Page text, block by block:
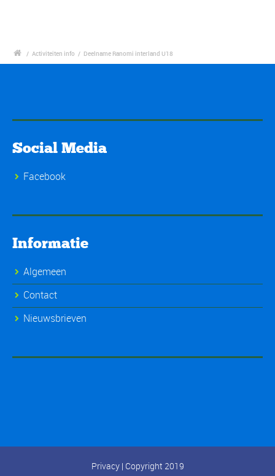
/ Activiteiten info / Deelname Ranomi interland U18
Social Media
Facebook
Informatie
Algemeen
Contact
Nieuwsbrieven
Privacy| Copyright 2019